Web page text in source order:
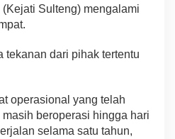
Sulteng) mengalami
tekanan dari pihak tertentu
operasional yang telah
beroperasi hingga hari
selama satu tahun,